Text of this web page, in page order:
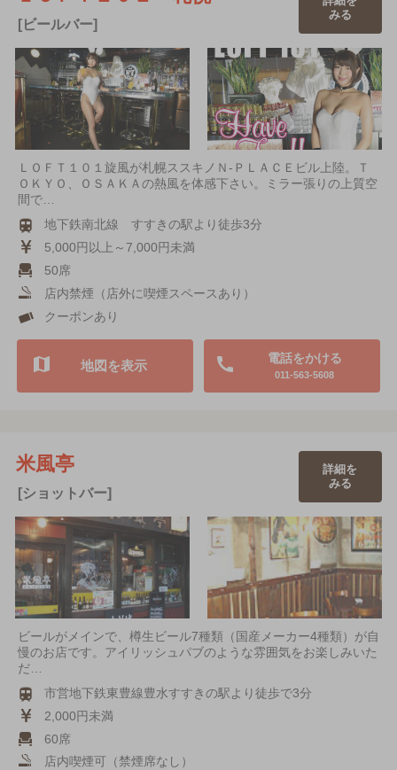
[ビールバー]
みる
ＬＯＦＴ１０１旋風が札幌ススキノＮ-ＰＬＡＣＥビル上陸。Ｔ
ＯＫＹＯ、ＯＳＡＫＡの熱風を体感下さい。ミラー張りの上質空
間で…
地下鉄南北線 すすきの駅より徒歩3分
5,000円以上～7,000円未満
50席
店内禁煙（店外に喫煙スペースあり）
クーポンあり
電話をかける
011-563-5608
地図を表示
米風亭
[ショットバー]
詳細を
みる
ビールがメインで、樽生ビール7種類（国産メーカー4種類）が自
慢のお店です。アイリッシュパブのような雰囲気をお楽しみいた
だ…
市営地下鉄東豊線豊水すすきの駅より徒歩で3分
2,000円未満
60席
店内喫煙可（禁煙席なし）